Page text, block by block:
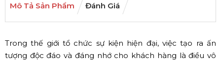
Mô Tả Sản Phẩm Đánh Giá
Trong thế giới tổ chức sự kiện hiện đại, việc tạo ra ấn
tượng độc đáo và đáng nhớ cho khách hàng là điều vô